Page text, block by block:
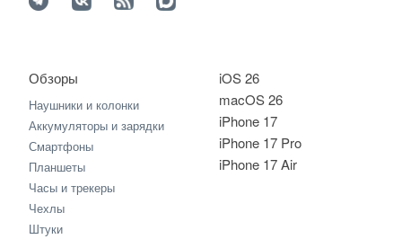
iOS 26
macOS 26
iPhone 17
iPhone 17 Pro
iPhone 17 Air
Обзоры
Наушники и колонки
Аккумуляторы и зарядки
Смартфоны
Планшеты
Часы и трекеры
Чехлы
Штуки